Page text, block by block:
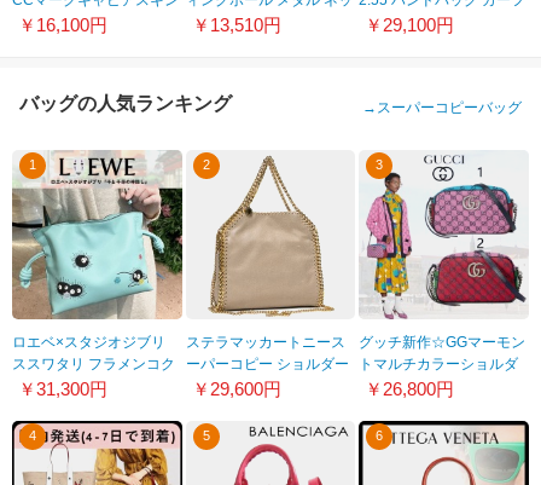
長財布 ピンクベージュ
￥16,100円
クレス ブラックメタル＆
￥13,510円
スキンA37586 Y04634
￥29,100円
バッグの人気ランキング → スーパーコピーバッグ
1
ロエベ×スタジオジブリ
ススワタリ フラメンコク
ラッチ ミニ (ナパ カー
￥31,300円
2
ステラマッカートニース
ーパーコピー ショルダー
バッグ 371223 9300
￥29,600円
3
グッチ新作☆GGマーモン
トマルチカラーショルダ
ーバッグ コピー 447632
￥26,800円
4 5 6